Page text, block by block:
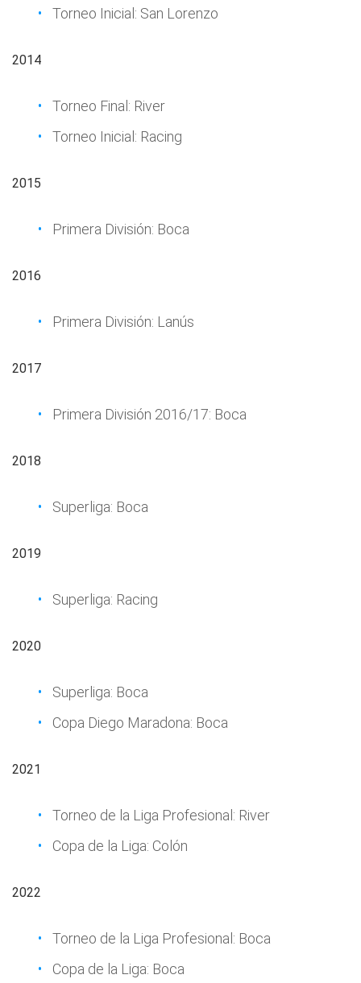
Torneo Inicial: San Lorenzo
2014
Torneo Final: River
Torneo Inicial: Racing
2015
Primera División: Boca
2016
Primera División: Lanús
2017
Primera División 2016/17: Boca
2018
Superliga: Boca
2019
Superliga: Racing
2020
Superliga: Boca
Copa Diego Maradona: Boca
2021
Torneo de la Liga Profesional: River
Copa de la Liga: Colón
2022
Torneo de la Liga Profesional: Boca
Copa de la Liga: Boca